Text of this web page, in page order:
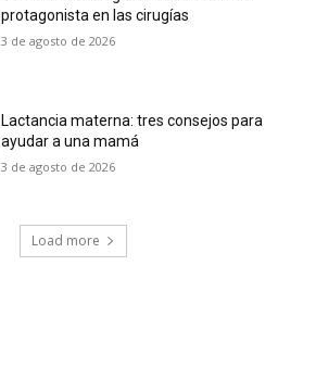
protagonista en las cirugías
3 de agosto de 2026
Lactancia materna: tres consejos para
ayudar a una mamá
3 de agosto de 2026
Load more